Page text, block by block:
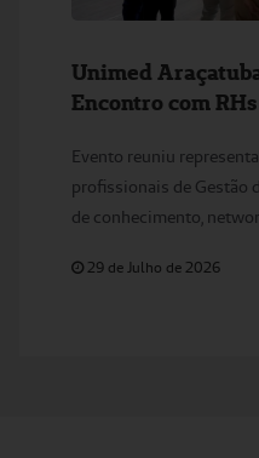
Unimed
Encontro com RHs
Evento reuniu
profissionais de Gestão
de conhecimento,
29 de Julho de 2026